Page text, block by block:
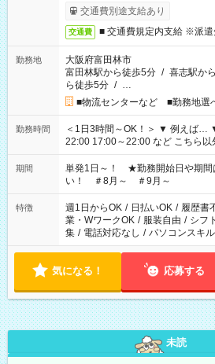
交通費別途支給あり
交通費 ■ 交通費規定内支給 ※派遣
勤務地
大阪府富田林市
富田林駅から徒歩5分 / 喜志駅か
ら徒歩5分 / …
■物流センターなど ■勤務地選
勤務時間
＜1日3時間～OK！＞ ▼ 例えば… ▼ 15:00～18:00 15:00～
22:00 17:00～22:00 など こちら以外の時間もお気軽にご相談く
ださい！
期間
単発1日～！ ★勤務開始日や期間
い！ ＃8月～ ＃9月～
特徴 週1日からOK / 日払いOK / 履歴書
業・WワークOK / 服装自由 / シフ
集 / 電話対応なし / パソコンスキ
気になる！ 応募する
未読